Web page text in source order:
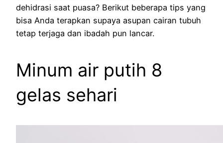
dehidrasi saat puasa? Berikut beberapa tips yang
bisa Anda terapkan supaya asupan cairan tubuh
tetap terjaga dan ibadah pun lancar.
Minum air putih 8
gelas sehari